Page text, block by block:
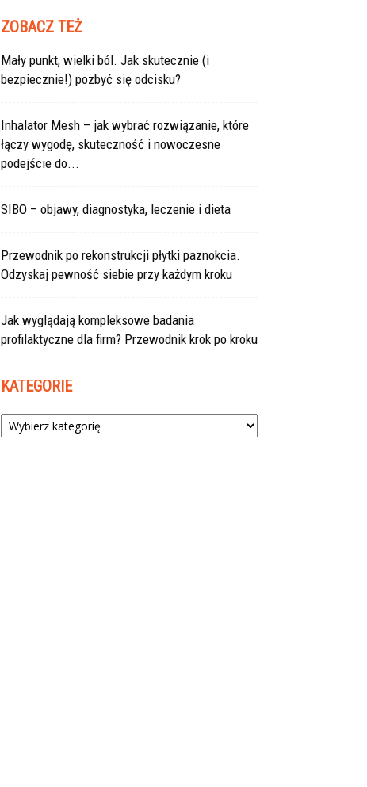
ZOBACZ TEŻ
Mały punkt, wielki ból. Jak skutecznie (i
bezpiecznie!) pozbyć się odcisku?
Inhalator Mesh – jak wybrać rozwiązanie, które
łączy wygodę, skuteczność i nowoczesne
podejście do...
SIBO – objawy, diagnostyka, leczenie i dieta
Przewodnik po rekonstrukcji płytki paznokcia.
Odzyskaj pewność siebie przy każdym kroku
Jak wyglądają kompleksowe badania
profilaktyczne dla firm? Przewodnik krok po kroku
KATEGORIE
Kategorie